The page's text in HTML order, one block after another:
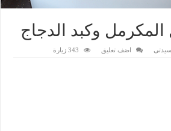
وكبد الدجاج
سيدتى اضف تعليق 343 زيارة